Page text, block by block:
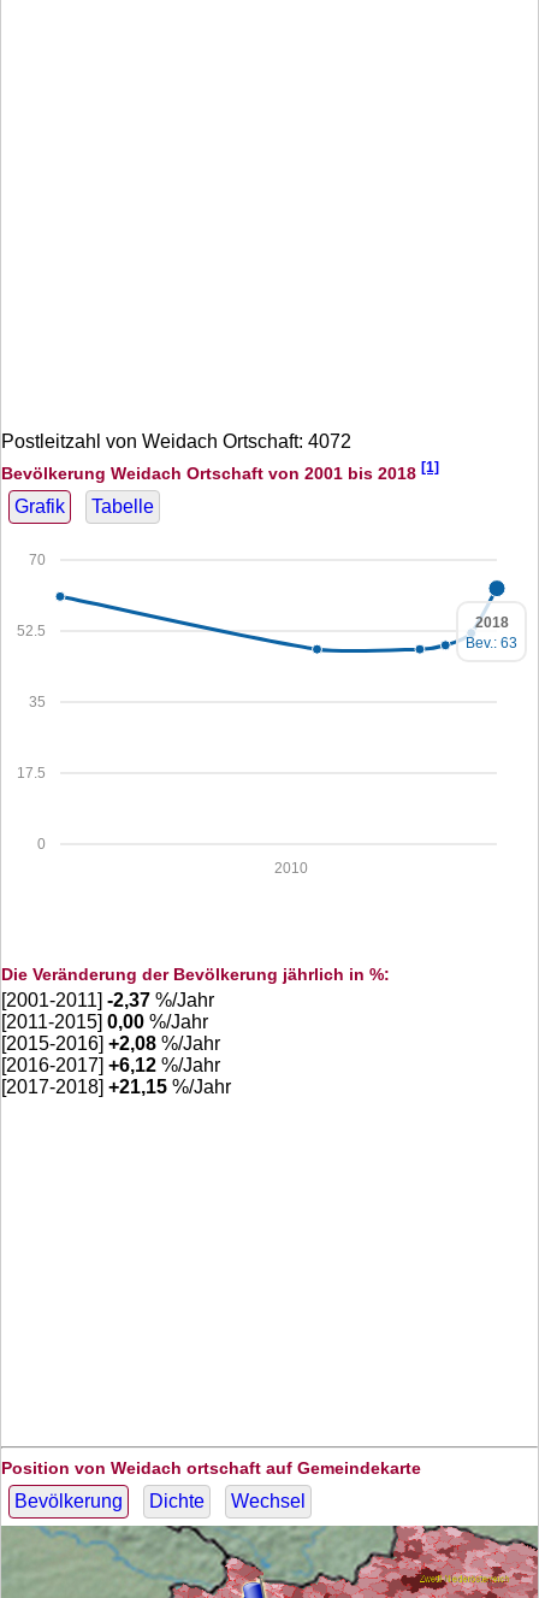
Postleitzahl von Weidach Ortschaft: 4072
Bevölkerung Weidach Ortschaft von 2001 bis 2018 [1]
Grafik Tabelle
0
17.5
35
52.5
70
2010
2018
Bev.: 63
Die Veränderung der Bevölkerung jährlich in %:
[2001-2011] -2,37 %/Jahr
[2011-2015] 0,00 %/Jahr
[2015-2016] +2,08 %/Jahr
[2016-2017] +6,12 %/Jahr
[2017-2018] +21,15 %/Jahr
Position von Weidach ortschaft auf Gemeindekarte
Bevölkerung Dichte Wechsel